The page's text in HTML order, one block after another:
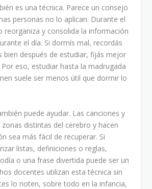
es una técnica. Parece un consejo
personas no lo aplican. Durante el
reorganiza y consolida la información
el día. Si dormís mal, recordás
bien después de estudiar, fijás mejor
eso, estudiar hasta la madrugada
suele ser menos útil que dormir lo
puede ayudar. Las canciones y
distintas del cerebro y hacen
sea más fácil de recuperar. Si
listas, definiciones o reglas,
o una frase divertida puede ser un
docentes utilizan esta técnica sin
lo noten, sobre todo en la infancia,